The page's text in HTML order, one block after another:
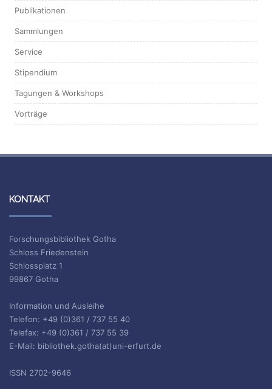
Publikationen
Sammlungen
Service
Stipendium
Tagungen & Workshops
Vorträge
KONTAKT
Forschungsbibliothek Gotha
Schloss Friedenstein
Schlossplatz 1
99867 Gotha
Information und Ausleihe
Telefon: +49 (0)361 / 737 55 40
Telefax: +49 (0)361 / 737 55 39
E-Mail: bibliothek.gotha(at)uni-erfurt.de
ISSN 2702-9646